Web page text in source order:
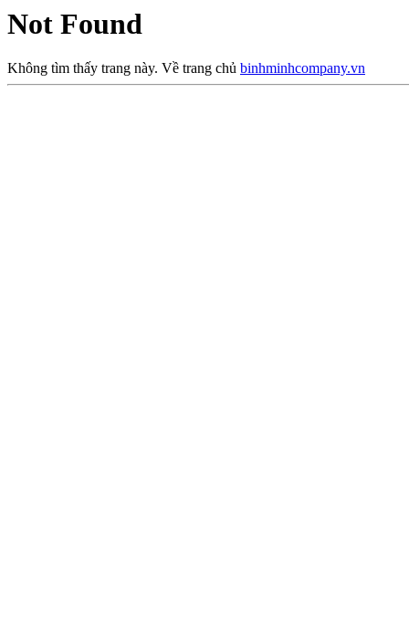
Not Found
Không tìm thấy trang này. Về trang chủ binhminhcompany.vn